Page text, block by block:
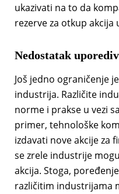
ukazivati na to da
rezerve za otkup akcija
Nedostatak
Još jedno ograničenje
industrija. Različite
norme i prakse u vezi
primer, tehnološke
izdavati nove akcije za
se zrele industrije
akcija. Stoga,
različitim industrijama